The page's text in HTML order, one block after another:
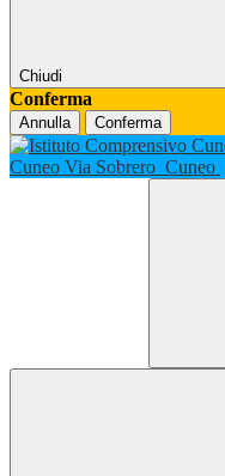
Chiudi
Conferma
Annulla Conferma
Cuneo Via Sobrero Cuneo